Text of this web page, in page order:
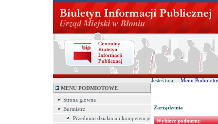
MENU PODMIOTOWE
Strona główna
Burmistrz
Przedmiot działania i kompetencje
Jesteś tutaj :: Menu
Zarządzenia
Wybierz podmenu: